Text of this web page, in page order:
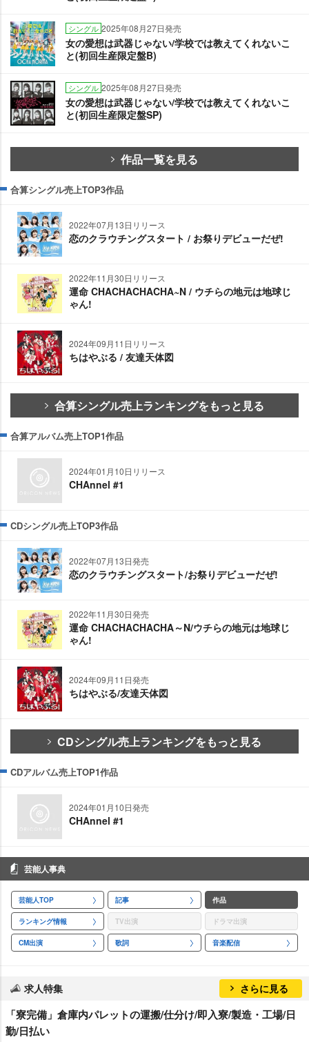
シングル 2025年08月27日発売
女の愛想は武器じゃない/学校では教えてくれないこ
と(初回生産限定盤B)
シングル 2025年08月27日発売
女の愛想は武器じゃない/学校では教えてくれないこ
と(初回生産限定盤SP)
作品一覧を見る
合算シングル売上TOP3作品
2022年07月13日リリース
恋のクラウチングスタート / お祭りデビューだぜ!
2022年11月30日リリース
運命 CHACHACHACHA~N / ウチらの地元は地球じ
ゃん!
2024年09月11日リリース
ちはやぶる / 友達天体図
合算シングル売上ランキングをもっと見る
合算アルバム売上TOP1作品
2024年01月10日リリース
CHAnnel #1
CDシングル売上TOP3作品
2022年07月13日発売
恋のクラウチングスタート/お祭りデビューだぜ!
2022年11月30日発売
運命 CHACHACHACHA～N/ウチらの地元は地球じ
ゃん!
2024年09月11日発売
ちはやぶる/友達天体図
CDシングル売上ランキングをもっと見る
CDアルバム売上TOP1作品
2024年01月10日発売
CHAnnel #1
芸能人事典
芸能人TOP 記事 作品
ランキング情報 TV出演 ドラマ出演
CM出演 歌詞 音楽配信
求人特集 さらに見る
「寮完備」倉庫内パレットの運搬/仕分け/即入寮/製造・工場/日
勤/日払い